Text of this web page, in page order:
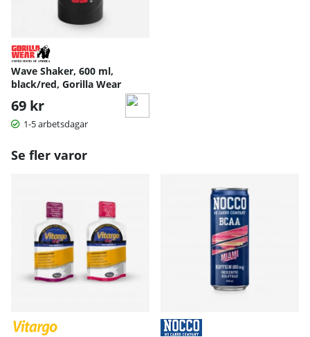
Wave Shaker, 600 ml,
black/red, Gorilla Wear
69 kr
1-5 arbetsdagar
Se fler varor